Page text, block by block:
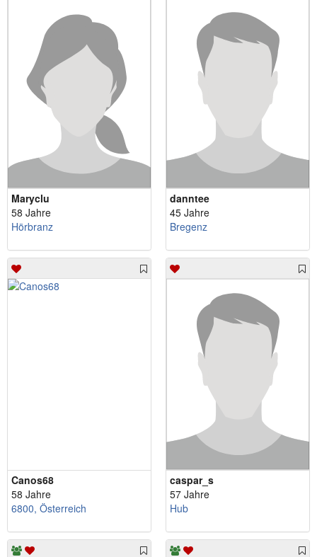
Maryclu
58 Jahre
Hörbranz
danntee
45 Jahre
Bregenz
Canos68
58 Jahre
6800, Österreich
caspar_s
57 Jahre
Hub